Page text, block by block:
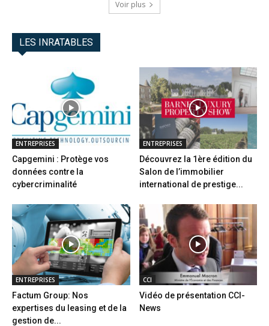
Voir plus
LES INRATABLES
ENTREPRISES
Capgemini : Protège vos
données contre la
cybercriminalité
ENTREPRISES
Découvrez la 1ère édition du
Salon de l’immobilier
international de prestige...
ENTREPRISES
Factum Group: Nos
expertises du leasing et de la
gestion de...
CCI
Vidéo de présentation CCI-
News